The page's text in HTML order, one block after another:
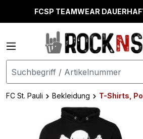
springenFCSP TEAMWEAR
FC St. Pauli Bekleidung
T-Shirts,
Bildergalerie überspringen